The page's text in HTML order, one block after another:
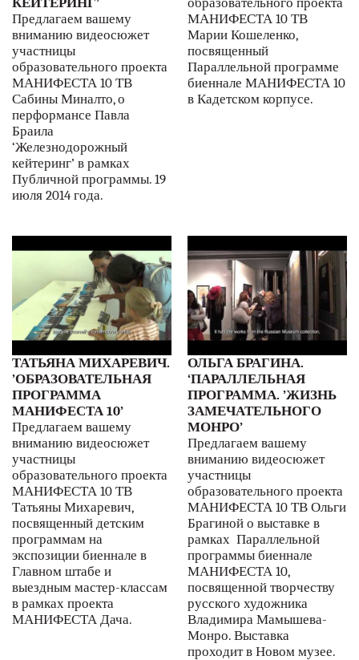
Предлагаем вашему
вниманию видеосюжет
участницы
образовательного проекта
МАНИФЕСТА 10 ТВ
Сабины Миналто, о
перформансе Павла
Браила
‘Железнодорожный
кейтеринг’ в рамках
Публичной программы. 19
июля 2014 года.
МАНИФЕСТА 10 ТВ
Марии Кошеленко,
посвященный
Параллельной программе
биеннале МАНИФЕСТА 10
в Кадетском корпусе.
ТАТЬЯНА МИХАРЕВИЧ.
’ОБРАЗОВАТЕЛЬНАЯ
ПРОГРАММА
МАНИФЕСТА 10’
Предлагаем вашему
вниманию видеосюжет
участницы
образовательного проекта
МАНИФЕСТА 10 ТВ
Татьяны Михаревич,
посвященный детским
программам на
экспозиции биеннале в
Главном штабе и
выездным мастер-классам
в рамках проекта
МАНИФЕСТА Дача.
ОЛЬГА БРАГИНА.
‘ПАРАЛЛЕЛЬНАЯ
ПРОГРАММА. ’ЖИЗНЬ
ЗАМЕЧАТЕЛЬНОГО
МОНРО’
Предлагаем вашему
вниманию видеосюжет
участницы
образовательного проекта
МАНИФЕСТА 10 ТВ Ольги
Брагиной о выставке в
рамках Параллельной
программы биеннале
МАНИФЕСТА 10,
посвященной творчеству
русского художника
Владимира Мамышева-
Монро. Выставка
проходит в Новом музее.